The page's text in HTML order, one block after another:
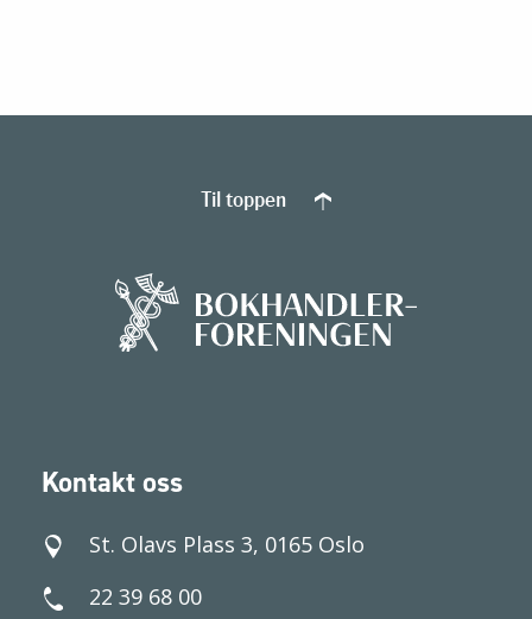
Kontakt oss
St. Olavs Plass 3, 0165 Oslo
22 39 68 00
Til toppen